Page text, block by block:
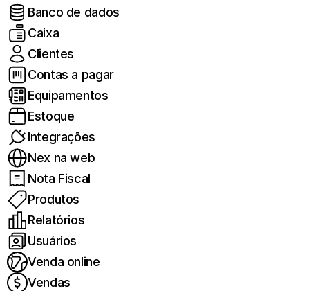
Banco de dados
Caixa
Clientes
Contas a pagar
Equipamentos
Estoque
Integrações
Nex na web
Nota Fiscal
Produtos
Relatórios
Usuários
Venda online
Vendas